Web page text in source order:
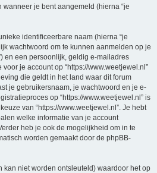
je bent aangemeld (hierna “je
identificeerbare naam (hierna “je
wachtwoord om te kunnen aanmelden op je
en een persoonlijk, geldig e-mailadres
je account op “https://www.weetjewel.nl”
die geldt in het land waar dit forum
je gebruikersnaam, je wachtwoord en je e-
op “https://www.weetjewel.nl” is
van “https://www.weetjewel.nl”. Je hebt
welke informatie van je account
heb je ook de mogelijkheid om in te
worden gemaakt door de phpBB-
kan niet worden ontsleuteld) waardoor het op